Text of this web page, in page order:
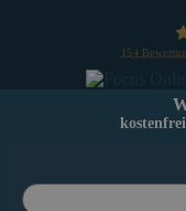
154